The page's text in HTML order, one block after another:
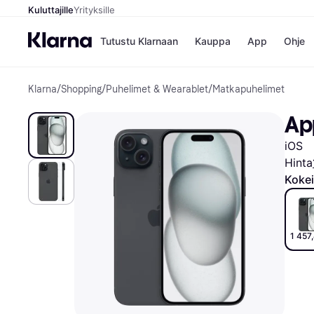
KuluttajilleYrityksille
Tutustu Klarnaan Kauppa
Kaupat
Gigantti
H&M
Peten
Wolt
App Ohje
Klarna/Shopping/Puhelimet & Wearablet/Matkapuhelimet
iOS
Hinta
1